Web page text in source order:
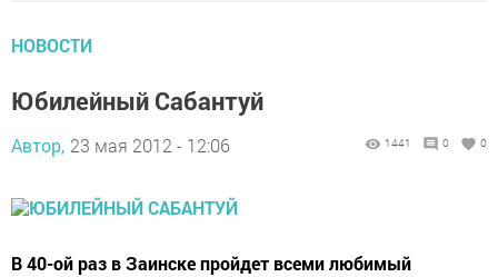
НОВОСТИ
Юбилейный Сабантуй
Автор, 23 мая 2012 - 12:06 1441 0 0
В 40-ой раз в Заинске пройдет всеми любимый